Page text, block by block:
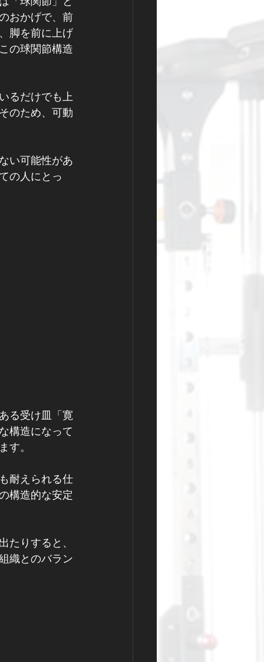
おかげで、前
脚を前に上げ
の球関節構造
るだけでも上
のため、可動
い可能性があ
の人にとっ
る受け皿「寛
構造になって
す。
耐えられる仕
構造的な安定
たりすると、
織とのバラン